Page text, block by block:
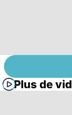
Plus de